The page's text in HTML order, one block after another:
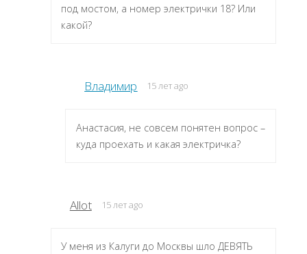
под мостом, а номер электрички 18? Или
какой?
Владимир 15 лет ago
Анастасия, не совсем понятен вопрос –
куда проехать и какая электричка?
Allot 15 лет ago
У меня из Калуги до Москвы шло ДЕВЯТЬ